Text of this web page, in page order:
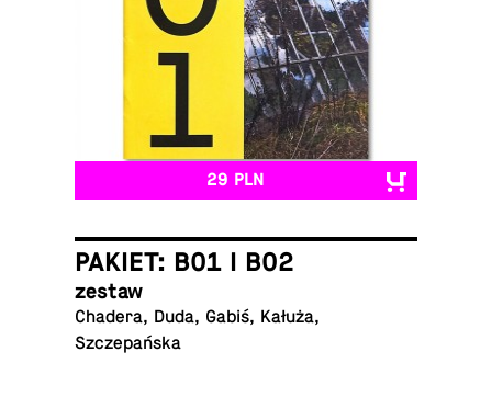
29 PLN
PAKIET: B01 I B02
zestaw
Chadera, Duda, Gabiś, Kałuża,
Szczepańska